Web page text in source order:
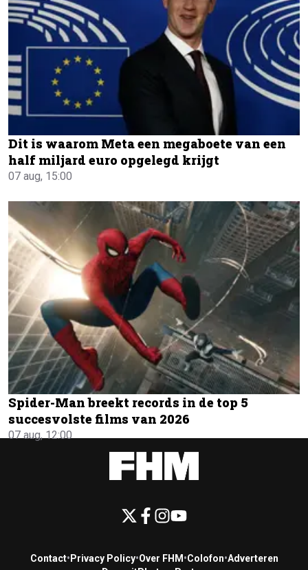
Dit is waarom Meta een megaboete van een
half miljard euro opgelegd krijgt
07 aug, 15:00
Spider-Man breekt records in de top 5
succesvolste films van 2026
07 aug, 12:00
Contact• Privacy Policy•Over FHM •Colofon•Adverteren